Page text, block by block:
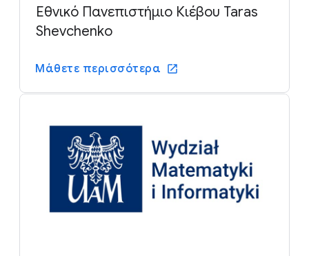
Εθνικό Πανεπιστήμιο Κιέβου Taras
Shevchenko
Μάθετε περισσότερα